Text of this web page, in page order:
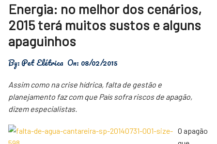
Energia: no melhor dos cenários,
2015 terá muitos sustos e alguns
apaguinhos
By:Pet Elétrica On: 08/02/2015
Assim como na crise hídrica, falta de gestão e
planejamento faz com que País sofra riscos de apagão,
dizem especialistas.
O apagão